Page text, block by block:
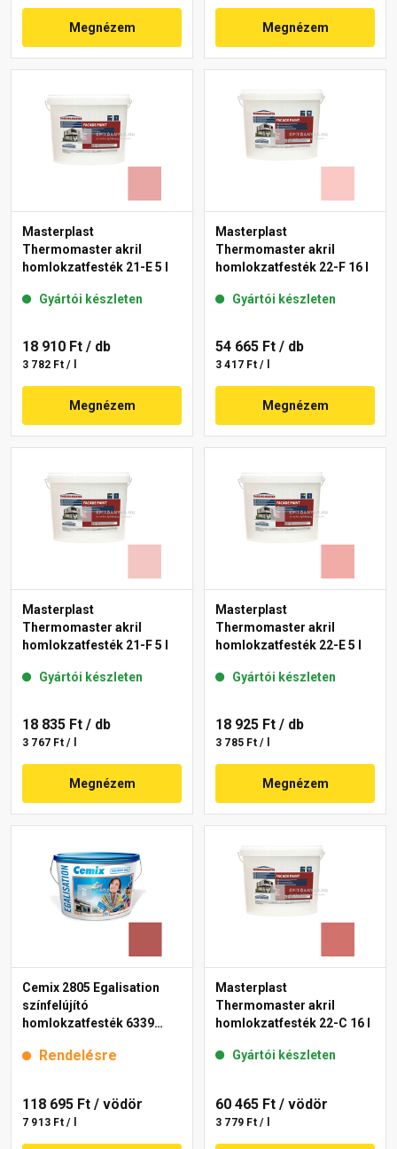
Megnézem Megnézem
Masterplast
Thermomaster akril
homlokzatfesték 21-E 5 l
Gyártói készleten
18 910 Ft / db
3 782 Ft / l
Megnézem
Masterplast
Thermomaster akril
homlokzatfesték 22-F 16 l
Gyártói készleten
54 665 Ft / db
3 417 Ft / l
Megnézem
Masterplast
Thermomaster akril
homlokzatfesték 21-F 5 l
Gyártói készleten
18 835 Ft / db
3 767 Ft / l
Megnézem
Masterplast
Thermomaster akril
homlokzatfesték 22-E 5 l
Gyártói készleten
18 925 Ft / db
3 785 Ft / l
Megnézem
Cemix 2805 Egalisation
színfelújító
homlokzatfesték 6339
Rendelésre
118 695 Ft / vödör
7 913 Ft / l
Masterplast
Thermomaster akril
homlokzatfesték 22-C 16 l
Gyártói készleten
60 465 Ft / vödör
3 779 Ft / l